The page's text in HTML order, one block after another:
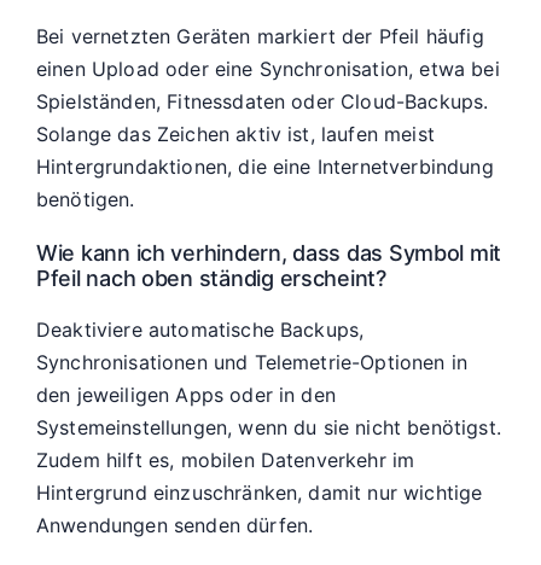
Bei vernetzten Geräten markiert der Pfeil häufig
einen Upload oder eine Synchronisation, etwa bei
Spielständen, Fitnessdaten oder Cloud-Backups.
Solange das Zeichen aktiv ist, laufen meist
Hintergrundaktionen, die eine Internetverbindung
benötigen.
Wie kann ich verhindern, dass das Symbol mit
Pfeil nach oben ständig erscheint?
Deaktiviere automatische Backups,
Synchronisationen und Telemetrie-Optionen in
den jeweiligen Apps oder in den
Systemeinstellungen, wenn du sie nicht benötigst.
Zudem hilft es, mobilen Datenverkehr im
Hintergrund einzuschränken, damit nur wichtige
Anwendungen senden dürfen.